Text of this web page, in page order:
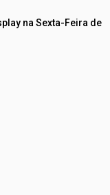
na Sexta-Feira de